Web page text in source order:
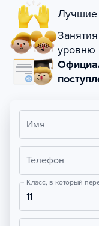
Лучшие
уровню
Имя
Телефон
Класс, в который
11